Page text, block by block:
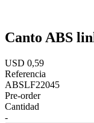
Canto ABS
USD 0,59
Referencia
ABSLF22045
Pre-order
Cantidad
-